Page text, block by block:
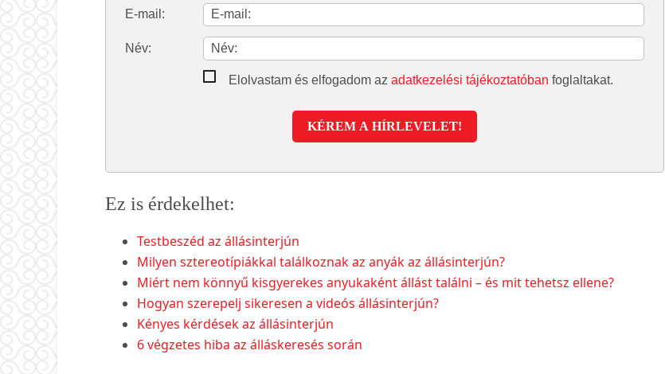
E-mail:
Név:
Elolvastam és elfogadom az adatkezelési tájékoztatóban foglaltakat.
KÉREM A HÍRLEVELET!
Ez is érdekelhet:
Testbeszéd az állásinterjún
Milyen sztereotípiákkal találkoznak az anyák az állásinterjún?
Miért nem könnyű kisgyerekes anyukaként állást találni – és mit tehetsz ellene?
Hogyan szerepelj sikeresen a videós állásinterjún?
Kényes kérdések az állásinterjún
6 végzetes hiba az álláskeresés során